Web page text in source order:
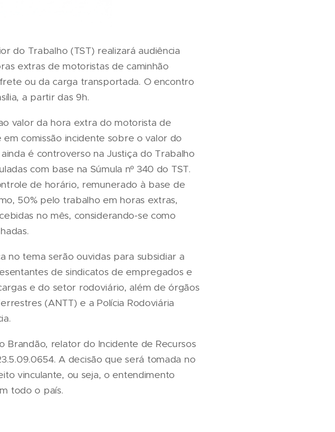
do Trabalho (TST) realizará audiência
extras de motoristas de caminhão
ou da carga transportada. O encontro
a partir das 9h.
valor da hora extra do motorista de
comissão incidente sobre o valor do
é controverso na Justiça do Trabalho
com base na Súmula nº 340 do TST.
de horário, remunerado à base de
50% pelo trabalho em horas extras,
no mês, considerando-se como
no tema serão ouvidas para subsidiar a
de sindicatos de empregados e
e do setor rodoviário, além de órgãos
(ANTT) e a Polícia Rodoviária
Brandão, relator do Incidente de Recursos
A decisão que será tomada no
vinculante, ou seja, o entendimento
todo o país.